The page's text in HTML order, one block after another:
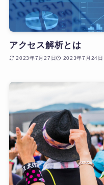
アクセス解析とは
2023年7月27日 2023年7月24日